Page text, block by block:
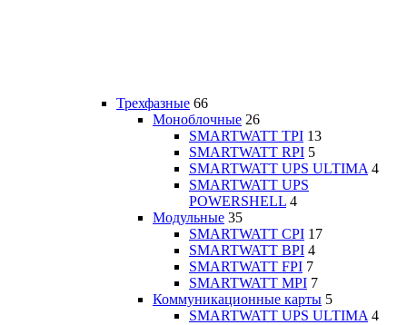
Трехфазные 66
Моноблочные 26
SMARTWATT TPI 13
SMARTWATT RPI 5
SMARTWATT UPS ULTIMA 4
SMARTWATT UPS
POWERSHELL 4
Модульные 35
SMARTWATT CPI 17
SMARTWATT BPI 4
SMARTWATT FPI 7
SMARTWATT MPI 7
Коммуникационные карты 5
SMARTWATT UPS ULTIMA 4